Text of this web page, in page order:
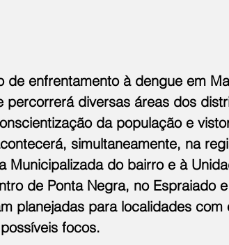
de enfrentamento à dengue em
percorrerá diversas áreas dos
da população e
simultaneamente, na
Municipalizada do bairro e à
de Ponta Negra, no Espraiado
planejadas para localidades com
focos.